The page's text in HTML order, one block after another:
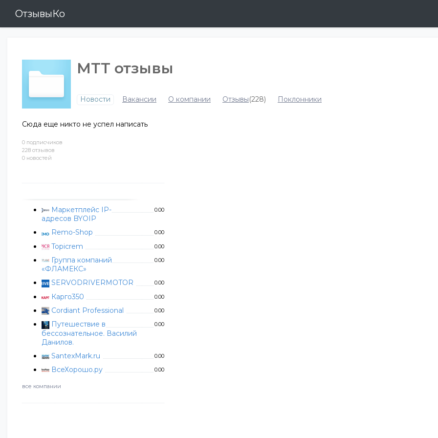
ОтзывыКо
0 подписчиков
228 отзывов
0 новостей
Маркетплейс IP-
адресов BYOIP
0.00
Remo-Shop 0.00
Topicrem 0.00
Группа компаний
«ФЛАМЕКС»
0.00
SERVODRIVERMOTOR 0.00
Карго350 0.00
Cordiant Professional 0.00
Путешествие в
бессознательное. Василий
Данилов.
0.00
SantexMark.ru 0.00
ВсеХорошо.ру 0.00
все компании
МТТ отзывы
Новости Вакансии О компании Отзывы(228) Поклонники
Сюда еще никто не успел написать